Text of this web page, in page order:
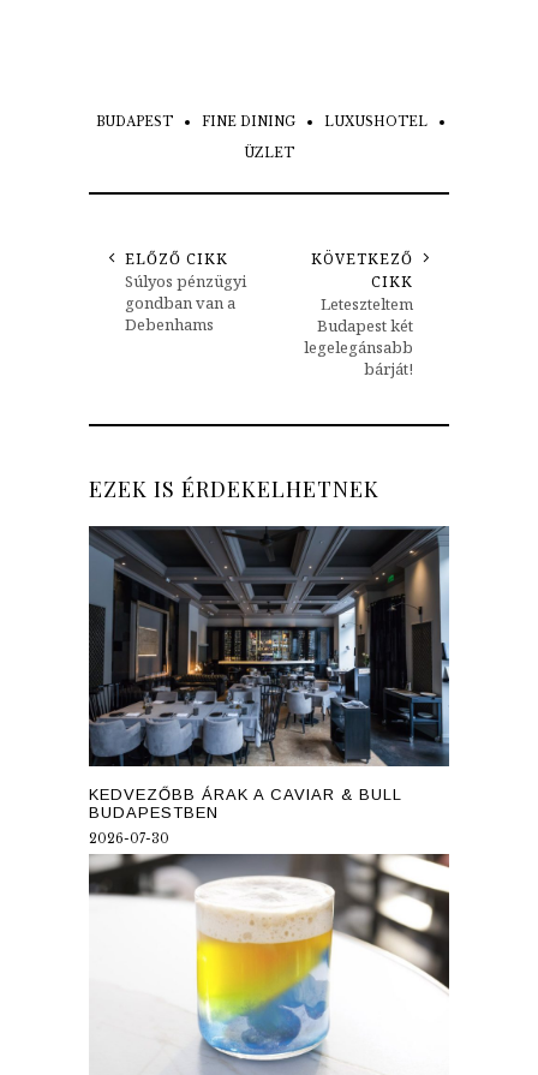
BUDAPEST FINE DINING
LUXUSHOTEL
ÜZLET
ELŐZŐ CIKK
Súlyos pénzügyi
gondban van a
Debenhams
KÖVETKEZŐ
CIKK
Leteszteltem
Budapest két
legelegánsabb
bárját!
EZEK IS ÉRDEKELHETNEK
KEDVEZŐBB ÁRAK A CAVIAR & BULL
BUDAPESTBEN
2026-07-30